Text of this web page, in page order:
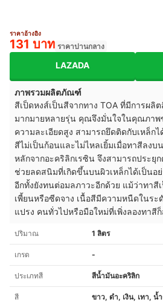
ราคาอ้างอิง
131 บาท ราคาปานกลาง
LAZADA
ภาพรวมผลิตภัณฑ์
สีเป็ดหงส์เป็นสีจากทาง TOA ที่มีการผลิ
มากมายหลายรุ่น คุณจึงมั่นใจในคุณภาพ
ความละเอียดสูง สามารถยึดติดกับเหล็ก
สีไม่เป็นก้อนและไม่ไหลเยิ้มเมื่อทาสีลง
หลักจากอะคริลิกเรซิน จึงสามารถประยุ
ช่วยลดสนิมที่เกิดขึ้นบนผิวเหล็กได้เป็นอ
อีกทั้งยังทนต่อมลภาวะอีกด้วย แม้ว่าทาสี
เพี้ยนหรือซีดจาง เนื้อสีมีความหนืดในร
แปรง คนทั่วไปหรือมือใหม่ที่เพิ่งลองทาสี
ปริมาณ 1 ลิตร
เกรด -
ประเภทสี สีน้ำมันอะคริลิก
สี
ขาว, ดำ, เงิน, เทา, น้